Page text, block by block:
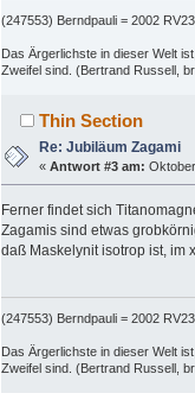
(247553) Berndpauli = 2002
Das Ärgerlichste in dieser Welt
Zweifel sind. (Bertrand Russell,
Thin Section
Re: Jubiläum Zagami
«Antwort #3 am:
Ferner findet sich
Zagamis sind etwas
daß Maskelynit isotrop ist, im
(247553) Berndpauli = 2002
Das Ärgerlichste in dieser Welt
Zweifel sind. (Bertrand Russell,